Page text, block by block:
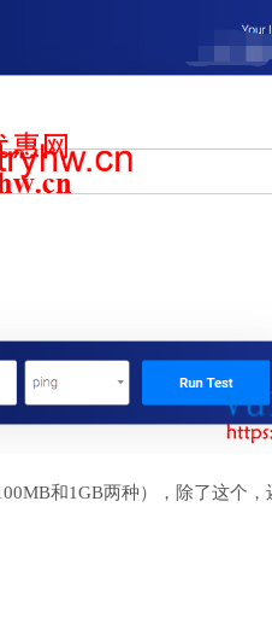
和1GB两种），除了这个